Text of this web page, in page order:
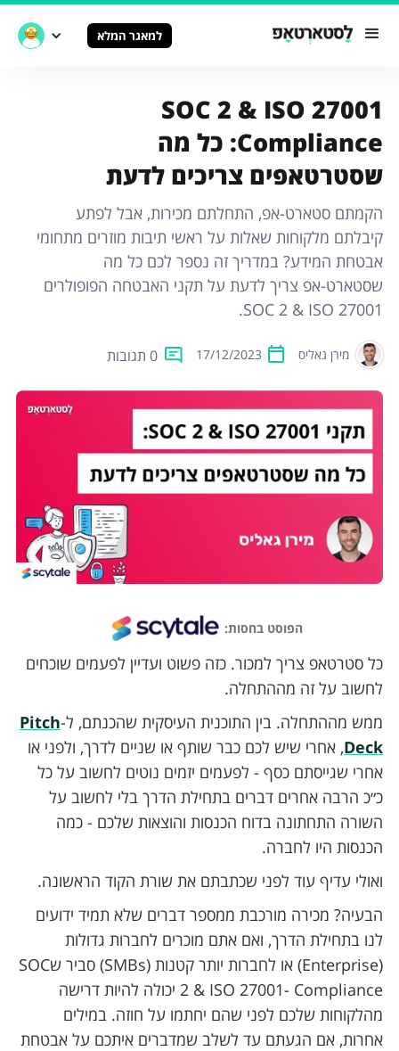
למאגר המלא
SOC 2 & ISO 27001
Compliance: כל מה
שסטרטאפים צריכים לדעת
הקמתם סטארט-אפ, התחלתם מכירות, אבל לפתע
קיבלתם מלקוחות שאלות על ראשי תיבות מוזרים מתחומי
אבטחת המידע? במדריך זה נספר לכם כל מה
שסטארט-אפ צריך לדעת על תקני האבטחה הפופולרים
SOC 2 & ISO 27001.
מירן גאליס 17/12/2023 0 תגובות
הפוסט בחסות:
כל סטרטאפ צריך למכור. כזה פשוט ועדיין לפעמים שוכחים
לחשוב על זה מההתחלה.
ממש מההתחלה. בין התוכנית העיסקית שהכנתם, ל-Pitch
Deck, אחרי שיש לכם כבר שותף או שניים לדרך, ולפני או
אחרי שגייסתם כסף - לפעמים יזמים נוטים לחשוב על כל
כ״כ הרבה אחרים דברים בתחילת הדרך בלי לחשוב על
השורה התחתונה בדוח הכנסות והוצאות שלכם - כמה
הכנסות היו לחברה.
ואולי עדיף עוד לפני שכתבתם את שורת הקוד הראשונה.
הבעיה? מכירה מורכבת ממספר דברים שלא תמיד ידועים
לנו בתחילת הדרך, ואם אתם מוכרים לחברות גדולות
(Enterprise) או לחברות יותר קטנות (SMBs) סביר שSOC
2 & ISO 27001- Compliance יכולה להיות דרישה
מהלקוחות שלכם לפני שהם יחתמו על חוזה. במילים
אחרות, אם הגעתם עד לשלב שמדברים איתכם על אבטחת